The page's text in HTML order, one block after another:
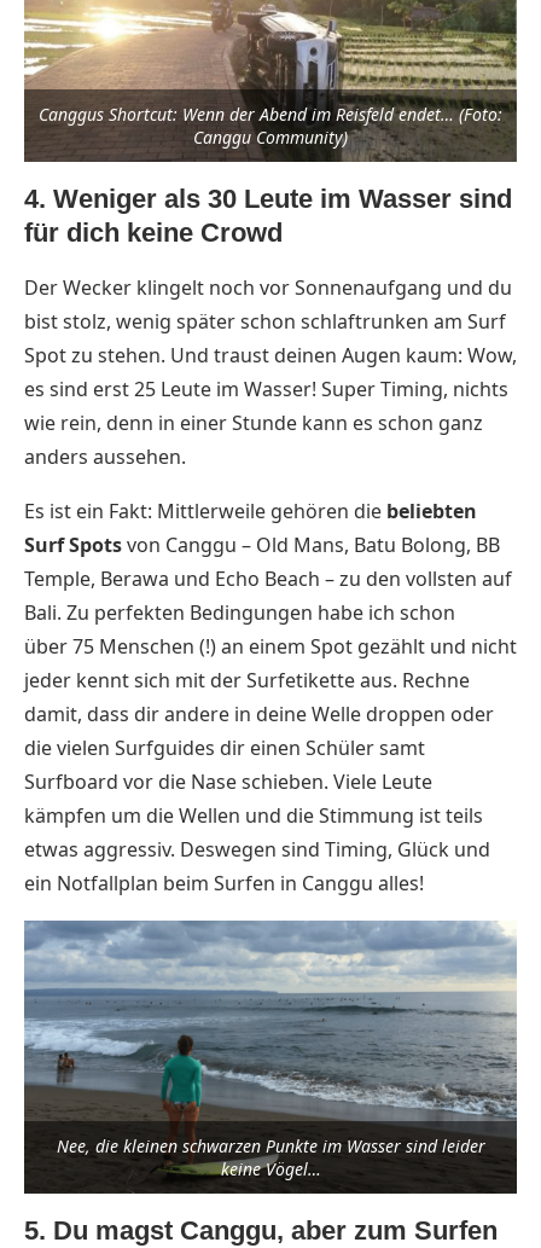
Canggus Shortcut: Wenn der Abend im Reisfeld endet… (Foto:
Canggu Community)
4. Weniger als 30 Leute im Wasser sind
für dich keine Crowd
Der Wecker klingelt noch vor Sonnenaufgang und du
bist stolz, wenig später schon schlaftrunken am Surf
Spot zu stehen. Und traust deinen Augen kaum: Wow,
es sind erst 25 Leute im Wasser! Super Timing, nichts
wie rein, denn in einer Stunde kann es schon ganz
anders aussehen.
Es ist ein Fakt: Mittlerweile gehören die beliebten
Surf Spotsvon Canggu – Old Mans, Batu Bolong, BB
Temple, Berawa und Echo Beach – zu den vollsten auf
Bali. Zu perfekten Bedingungen habe ich schon
über 75 Menschen (!) an einem Spot gezählt und nicht
jeder kennt sich mit der Surfetikette aus. Rechne
damit, dass dir andere in deine Welle droppen oder
die vielen Surfguides dir einen Schüler samt
Surfboard vor die Nase schieben. Viele Leute
kämpfen um die Wellen und die Stimmung ist teils
etwas aggressiv. Deswegen sind Timing, Glück und
ein Notfallplan beim Surfen in Canggu alles!
Nee, die kleinen schwarzen Punkte im Wasser sind leider
keine Vögel…
5. Du magst Canggu, aber zum Surfen